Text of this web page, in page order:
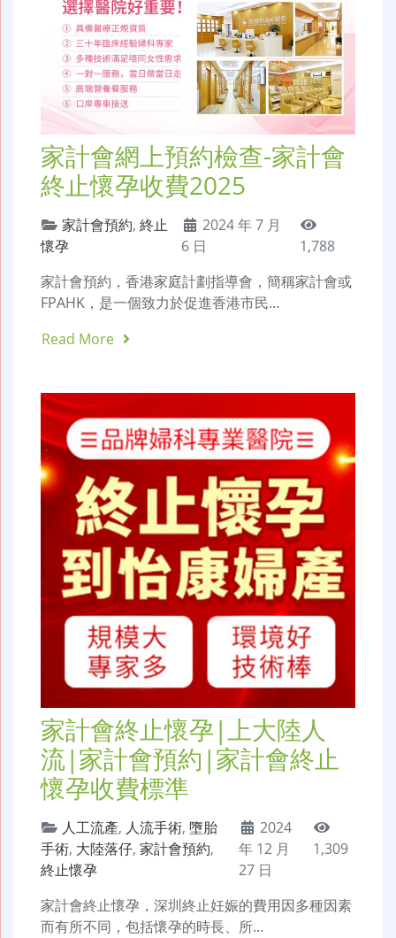
家計會網上預約檢查-家計會
終止懷孕收費2025
家計會預約, 終止
懷孕
2024 年 7 月
6 日
1,788
家計會預約，香港家庭計劃指導會，簡稱家計會或
FPAHK，是一個致力於促進香港市民…
Read More
家計會終止懷孕|上大陸人
流|家計會預約|家計會終止
懷孕收費標準
人工流產, 人流手術, 墮胎
手術, 大陸落仔, 家計會預約,
終止懷孕
2024
年 12 月
27 日
1,309
家計會終止懷孕，深圳終止妊娠的費用因多種因素
而有所不同，包括懷孕的時長、所…